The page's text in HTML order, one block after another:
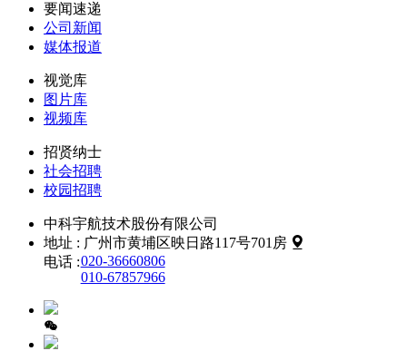
要闻速递
公司新闻
媒体报道
视觉库
图片库
视频库
招贤纳士
社会招聘
校园招聘
中科宇航技术股份有限公司
地址 : 广州市黄埔区映日路117号701房
电话 :020-36660806
010-67857966